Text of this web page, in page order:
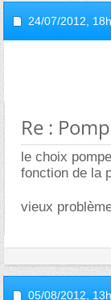
24/07/2012,
Re :
le choix
fonction de la
vieux
05/08/2012,